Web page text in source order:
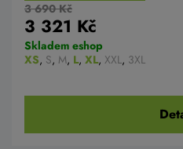
3 690 Kč
3 321 Kč
Skladem eshop
XS, S, M, L, XL, XXL, 3XL